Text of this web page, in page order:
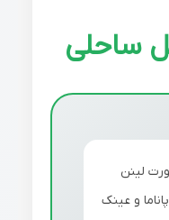
ساحلی
لینن
و عینک